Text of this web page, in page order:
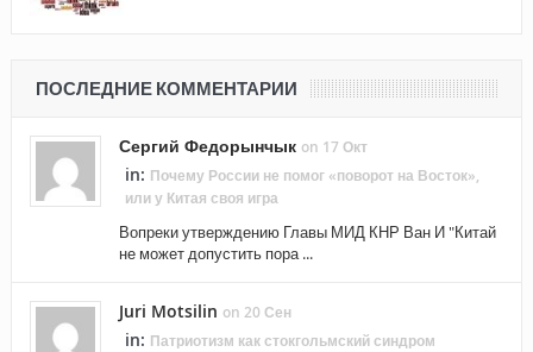
ПОСЛЕДНИЕ КОММЕНТАРИИ
Сергий Федорынчык on 17 Окт
in: Почему России не помог «поворот на Восток»,
или у Китая своя игра
Вопреки утверждению Главы МИД КНР Ван И "Китай
не может допустить пора ...
Juri Motsilin on 20 Сен
in: Патриотизм как стокгольмский синдром